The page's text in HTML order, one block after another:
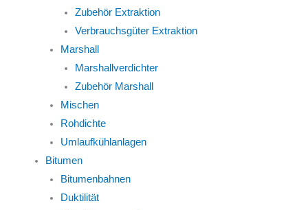
Zubehör Extraktion
Verbrauchsgüter Extraktion
Marshall
Marshallverdichter
Zubehör Marshall
Mischen
Rohdichte
Umlaufkühlanlagen
Bitumen
Bitumenbahnen
Duktilität